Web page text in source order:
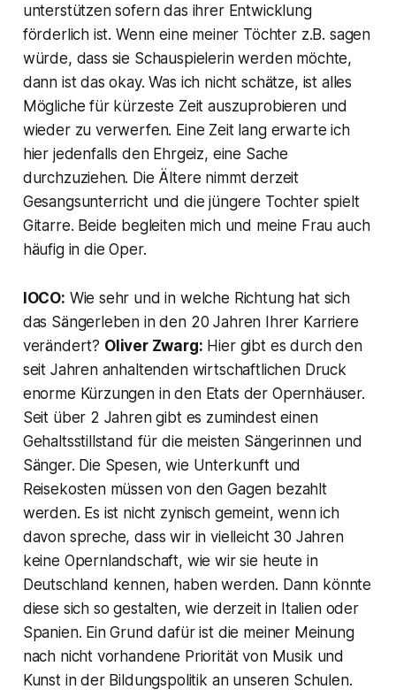
unterstützen sofern das ihrer Entwicklung
förderlich ist. Wenn eine meiner Töchter z.B. sagen
würde, dass sie Schauspielerin werden möchte,
dann ist das okay. Was ich nicht schätze, ist alles
Mögliche für kürzeste Zeit auszuprobieren und
wieder zu verwerfen. Eine Zeit lang erwarte ich
hier jedenfalls den Ehrgeiz, eine Sache
durchzuziehen. Die Ältere nimmt derzeit
Gesangsunterricht und die jüngere Tochter spielt
Gitarre. Beide begleiten mich und meine Frau auch
häufig in die Oper.
IOCO: Wie sehr und in welche Richtung hat sich
das Sängerleben in den 20 Jahren Ihrer Karriere
verändert? Oliver Zwarg: Hier gibt es durch den
seit Jahren anhaltenden wirtschaftlichen Druck
enorme Kürzungen in den Etats der Opernhäuser.
Seit über 2 Jahren gibt es zumindest einen
Gehaltsstillstand für die meisten Sängerinnen und
Sänger. Die Spesen, wie Unterkunft und
Reisekosten müssen von den Gagen bezahlt
werden. Es ist nicht zynisch gemeint, wenn ich
davon spreche, dass wir in vielleicht 30 Jahren
keine Opernlandschaft, wie wir sie heute in
Deutschland kennen, haben werden. Dann könnte
diese sich so gestalten, wie derzeit in Italien oder
Spanien. Ein Grund dafür ist die meiner Meinung
nach nicht vorhandene Priorität von Musik und
Kunst in der Bildungspolitik an unseren Schulen.